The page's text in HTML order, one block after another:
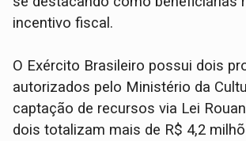
incentivo fiscal.
O Exército Brasileiro possui dois
autorizados pelo Ministério da
captação de recursos via Lei
dois totalizam mais de R$ 4,2